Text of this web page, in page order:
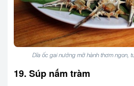
Dĩa ốc gai nướng mỡ hành thơm ngon,
19. Súp nấm tràm